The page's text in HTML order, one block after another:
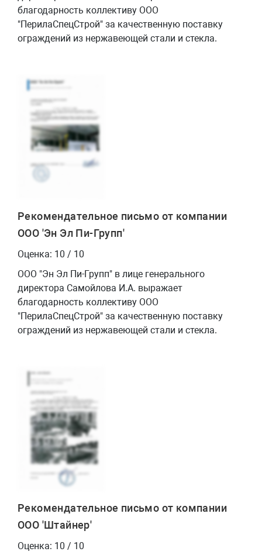
благодарность коллективу ООО
"ПерилаСпецСтрой" за качественную поставку
ограждений из нержавеющей стали и стекла.
Рекомендательное письмо от компании
ООО 'Эн Эл Пи-Групп'
Оценка: 10 / 10
ООО "Эн Эл Пи-Групп" в лице генерального
директора Самойлова И.А. выражает
благодарность коллективу ООО
"ПерилаСпецСтрой" за качественную поставку
ограждений из нержавеющей стали и стекла.
Рекомендательное письмо от компании
ООО 'Штайнер'
Оценка: 10 / 10